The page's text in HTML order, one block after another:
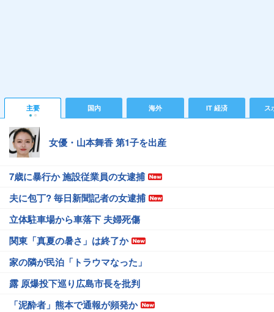
主要 国内 海外 IT 経済 ス
女優・山本舞香 第1子を出産
7歳に暴行か 施設従業員の女逮捕
夫に包丁? 毎日新聞記者の女逮捕
立体駐車場から車落下 夫婦死傷
関東「真夏の暑さ」は終了か
家の隣が民泊「トラウマなった」
露 原爆投下巡り広島市長を批判
「泥酔者」熊本で通報が頻発か